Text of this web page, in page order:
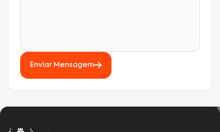
Enviar Mensagem